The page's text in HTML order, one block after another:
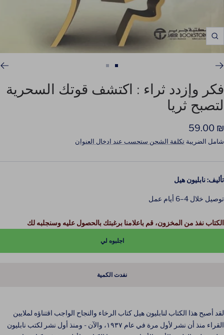
Zoom
1
2
فكر وإزدد ثراء : اكتشف قوتك السحرية
لتصبح ثريا
السعر
المخفَّض
₪ 59.00
شامل الضريبة تكلفة الشحن ستحسب عند ادخال العنوان
تأليف: نابليون هيل
توصيل خلال 4–6 أيام عمل
الكتاب نفذ من المخزون، قم باعلامنا برغبتك بالحصول عليه وسنجلبه لك
اجلبوه لي
نفدت الكمية
لقد أصبح هذا الكتاب لنابليون هيل كتاب الرخاء والنجاح الواجب اقتناؤه لملايين
القراء منذ أن نشر لأول مرة في عام ١٩٣٧، والآن - ومنذ أول نشر لكتب نابليون